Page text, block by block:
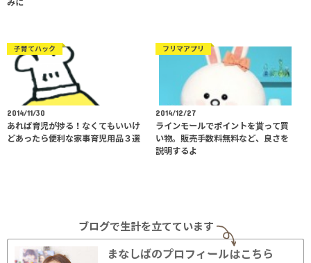
2014/11/30
あれば育児が捗る！なくてもいいけ
どあったら便利な家事育児用品３選
子育てハック
2014/12/27
ラインモールでポイントを貰って買
い物。販売手数料無料など、良さを
説明するよ
フリマアプリ
ブログで生計を立てています
まなしばのプロフィールはこちら